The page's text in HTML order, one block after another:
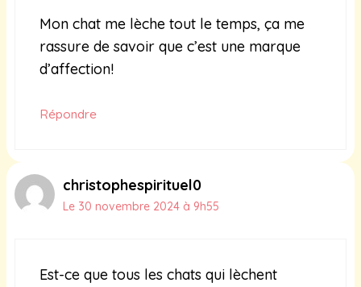
Mon chat me lèche tout le temps, ça me
rassure de savoir que c’est une marque
d’affection!
Répondre
christophespirituel0
Le 30 novembre 2024 à 9h55
Est-ce que tous les chats qui lèchent